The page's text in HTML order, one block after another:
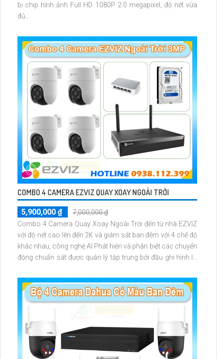
bị chip hình ảnh Full HD 1080P 2.0 megapixel, độ nét vừa
đủ...
COMBO 4 CAMERA EZVIZ QUAY XOAY NGOÀI TRỜI
5,900,000 ₫
7,000,000 ₫
Combo 4 Camera Quay Xoay Ngoài Trời đến từ nhà EZVIZ
với độ nét cao lên đến 2K và giám sát ban đêm với 4 chế độ
khác nhau, công nghệ AI Phát hiện và phân biệt các chuyển
động chuẩn sát được quản lý tập trung bởi đầu ghi hình IP